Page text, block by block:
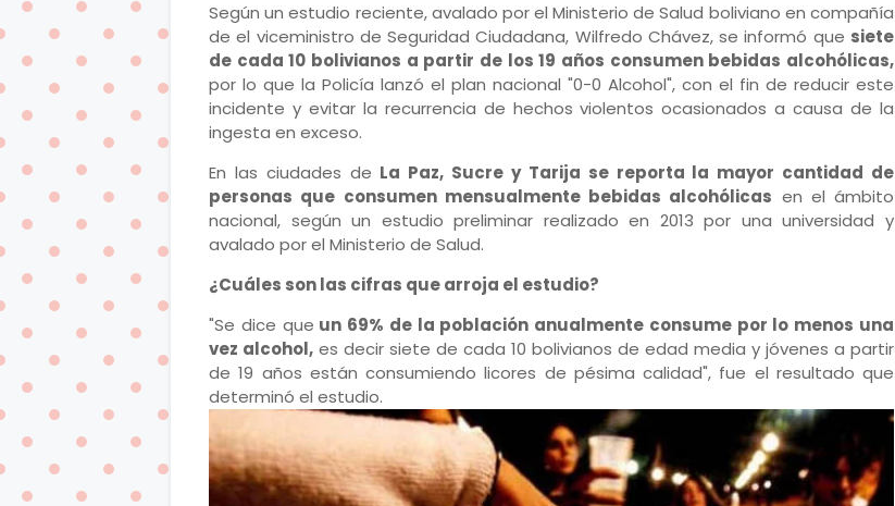
Según un estudio reciente, avalado por el Ministerio de Salud boliviano en compañía
de el viceministro de Seguridad Ciudadana, Wilfredo Chávez, se informó que siete
de cada 10 bolivianos a partir de los 19 años consumen bebidas alcohólicas,
por lo que la Policía lanzó el plan nacional "0-0 Alcohol", con el fin de reducir este
incidente y evitar la recurrencia de hechos violentos ocasionados a causa de la
ingesta en exceso.
En las ciudades de La Paz, Sucre y Tarija se reporta la mayor cantidad de
personas que consumen mensualmente bebidas alcohólicas en el ámbito
nacional, según un estudio preliminar realizado en 2013 por una universidad y
avalado por el Ministerio de Salud.
¿Cuáles son las cifras que arroja el estudio?
"Se dice que un 69% de la población anualmente consume por lo menos una
vez alcohol, es decir siete de cada 10 bolivianos de edad media y jóvenes a partir
de 19 años están consumiendo licores de pésima calidad", fue el resultado que
determinó el estudio.